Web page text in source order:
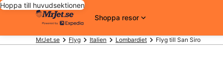
Hoppa till huvudsektionen
Shoppa resor
MrJet.se Flyg Italien Lombardiet Flyg till San Siro